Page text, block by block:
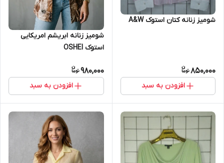
شومیز زنانه کتان استوک A&W
850,000
افزودن به سبد
شومیز زنانه ابریشم امریکایی
استوک OSHEI
980,000
افزودن به سبد